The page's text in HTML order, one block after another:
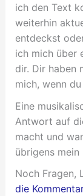
ich den Text
weiterhin
entdeckst
ich mich über
dir. Dir haben
mich, wenn
Eine
Antwort auf
macht und
übrigens mein
Noch Fragen,
die